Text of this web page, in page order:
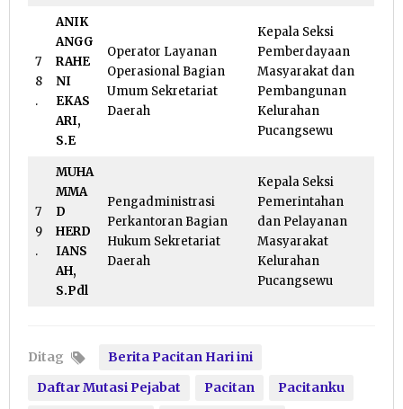
7
8
.
ANIK
ANGG
RAHE
NI
EKAS
ARI,
S.E
Operator Layanan
Operasional Bagian
Umum Sekretariat
Daerah
Kepala Seksi
Pemberdayaan
Masyarakat dan
Pembangunan
Kelurahan
Pucangsewu
7
9
.
MUHA
MMA
D
HERD
IANS
AH,
S.Pdl
Pengadministrasi
Perkantoran Bagian
Hukum Sekretariat
Daerah
Kepala Seksi
Pemerintahan
dan Pelayanan
Masyarakat
Kelurahan
Pucangsewu
Ditag
Berita Pacitan Hari ini
Daftar Mutasi Pejabat
Pacitan
Pacitanku